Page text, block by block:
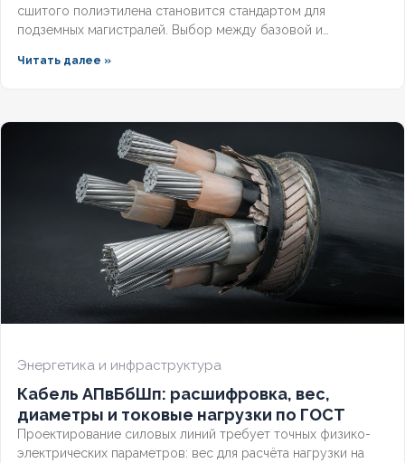
сшитого полиэтилена становится стандартом для
подземных магистралей. Выбор между базовой и
вод и требований к надёжности. Разберём конструктивные
Читать далее »
Энергетика и инфраструктура
Кабель АПвБбШп: расшифровка, вес,
диаметры и токовые нагрузки по ГОСТ
Проектирование силовых линий требует точных физико-
электрических параметров: вес для расчёта нагрузки на